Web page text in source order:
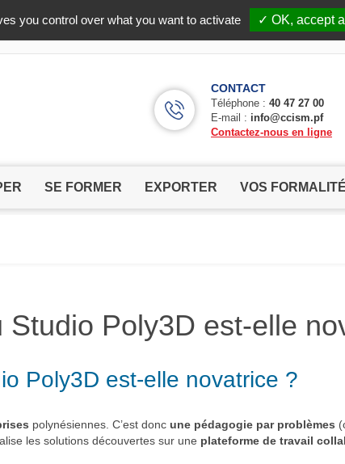
✓ Allow
CONTACT
Téléphone : 40 47 27 00
E-mail : info@ccism.pf
Contactez-nous en ligne
SE FORMER EXPORTER VOS
Poly3D est-elle
Poly3D est-elle novatrice ?
polynésiennes. C’est donc une pédagogie par problèmes
les solutions découvertes sur une plateforme de travail
you control over what you want to activate ✓ OK, accept all